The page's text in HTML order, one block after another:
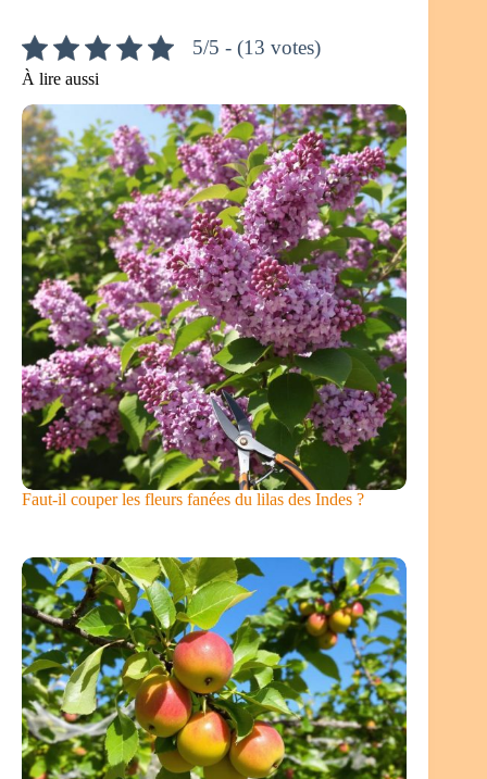
5/5 - (13 votes)
À lire aussi
Faut-il couper les fleurs fanées du lilas des Indes ?